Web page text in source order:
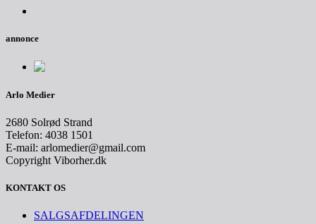
annonce
Arlo Medier
2680 Solrød Strand
Telefon: 4038 1501
E-mail: arlomedier@gmail.com
Copyright Viborher.dk
KONTAKT OS
SALGSAFDELINGEN